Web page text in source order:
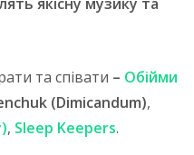
та співати – Обійми
(Dimicandum),
), Sleep Keepers.